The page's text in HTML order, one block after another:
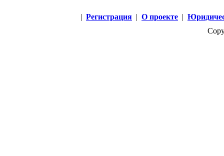
| Регистрация | О проекте |